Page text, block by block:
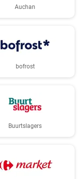
Auchan
bofrost
Buurtslagers